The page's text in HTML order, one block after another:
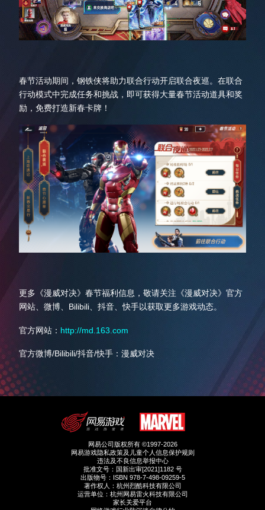
春节活动期间，钢铁侠将助力联合行动开启联合夜巡。在联合
行动模式中完成任务和挑战，即可获得大量春节活动道具和奖
励，免费打造新春卡牌！
更多《漫威对决》春节福利信息，敬请关注《漫威对决》官方
网站、微博、Bilibili、抖音、快手以获取更多游戏动态。
官方网站： http://md.163.com
官方微博/Bilibili/抖音/快手：漫威对决
网易公司版权所有 ©1997-2026
网易游戏隐私政策及儿童个人信息保护规则
违法及不良信息举报中心
批准文号：国新出审[2021]1182 号
出版物号：ISBN 978-7-498-09259-5
著作权人：杭州烈酷科技有限公司
运营单位：杭州网易雷火科技有限公司
家长关爱平台